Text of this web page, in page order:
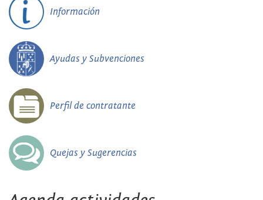
Información
Ayudas y Subvenciones
Perfil de contratante
Quejas y Sugerencias